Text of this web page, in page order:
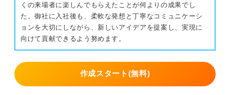
くの来場者に楽しんでもらえたことが何よりの成果でし
た。御社に入社後も、柔軟な発想と丁寧なコミュニケーシ
ョンを大切にしながら、新しいアイデアを提案し、実現に
向けて貢献できるよう努めます。
作成スタート(無料)